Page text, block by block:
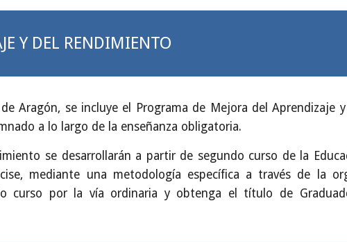
Y DEL RENDIMIENTO
Aragón, se incluye el Programa de Mejora del Aprendizaje
a lo largo de la enseñanza obligatoria.
se desarrollarán a partir de segundo curso de la
mediante una metodología específica a través de la
curso por la vía ordinaria y obtenga el título de